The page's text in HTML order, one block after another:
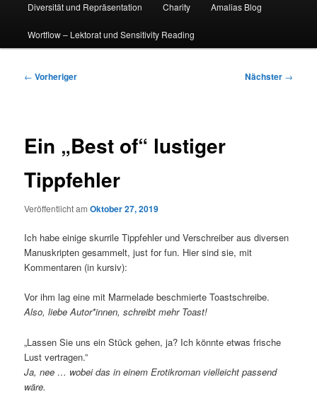
Diversität und Repräsentation Charity Amalias Blog
Wortflow – Lektorat und Sensitivity Reading
Beitragsnavigation
← Vorheriger Nächster →
Ein „Best of“ lustiger
Tippfehler
Veröffentlicht amOktober 27, 2019
Ich habe einige skurrile Tippfehler und Verschreiber aus diversen
Manuskripten gesammelt, just for fun. Hier sind sie, mit
Kommentaren (in kursiv):
Vor ihm lag eine mit Marmelade beschmierte Toastschreibe.
Also, liebe Autor*innen, schreibt mehr Toast!
„Lassen Sie uns ein Stück gehen, ja? Ich könnte etwas frische
Lust vertragen.”
Ja, nee … wobei das in einem Erotikroman vielleicht passend
wäre.